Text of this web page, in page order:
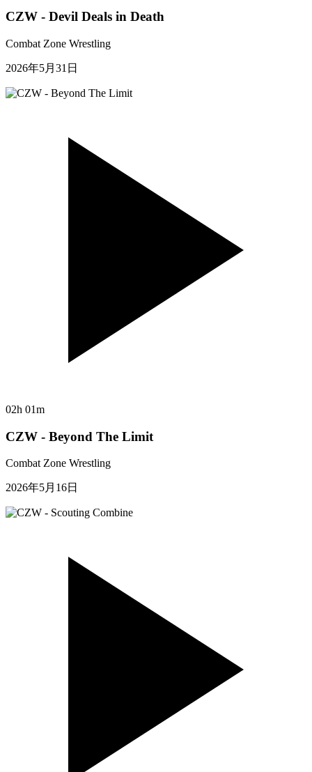
CZW - Devil Deals in Death
Combat Zone Wrestling
2026年5月31日
02h 01m
CZW - Beyond The Limit
Combat Zone Wrestling
2026年5月16日